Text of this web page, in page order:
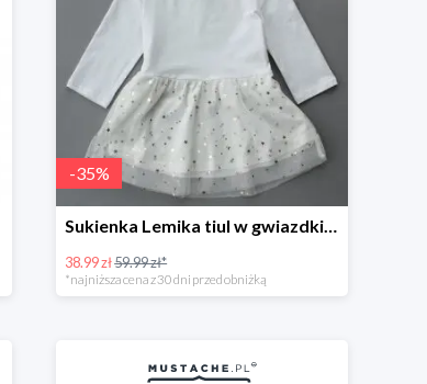
-35%
Sukienka Lemika tiul w gwiazdki -35%
38.99 zł59.99 zł*
*najniższa cena z 30 dni przed obniżką